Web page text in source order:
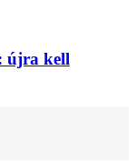
újra kell